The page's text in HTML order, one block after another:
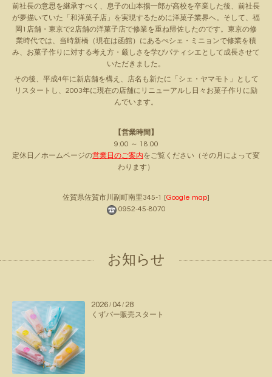
前社長の意思を継承すべく、息子の山本揚一郎が高校を卒業した後、前社長
が夢描いていた「和洋菓子店」を実現するために洋菓子業界へ。そして、福
岡1店舗・東京で2店舗の洋菓子店で修業を重ね帰佐したのです。東京の修
業時代では、当時新橋（現在は函館）にあるぺシェ・ミニョンで修業を積
み、お菓子作りに対する考え方・厳しさを学びパティシエとして成長させて
いただきました。
その後、平成4年に新店舗を構え、店名も新たに「シェ・ヤマモト」として
リスタートし、2003年に現在の店舗にリニューアルし日々お菓子作りに励
んでいます。
【営業時間】
9:00 ～ 18:00
定休日／ホームページの営業日のご案内をご覧ください（その月によって変
わります）
佐賀県佐賀市川副町南里345-1 [Google map]
0952-45-8070
お知らせ
2026 / 04 / 28
くずバー販売スタート